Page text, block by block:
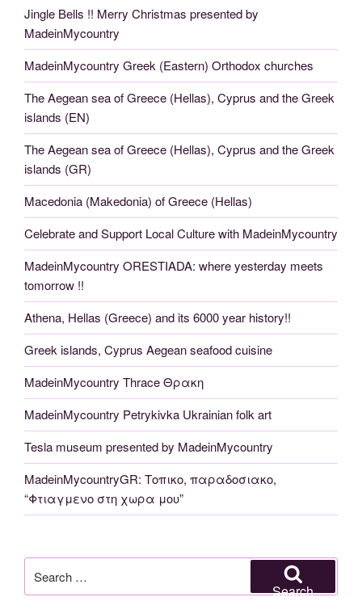
Jingle Bells !! Merry Christmas presented by
MadeinMycountry
MadeinMycountry Greek (Eastern) Orthodox churches
The Aegean sea of Greece (Hellas), Cyprus and the Greek
islands (EN)
The Aegean sea of Greece (Hellas), Cyprus and the Greek
islands (GR)
Macedonia (Makedonia) of Greece (Hellas)
Celebrate and Support Local Culture with MadeinMycountry
MadeinMycountry ORESTIADA: where yesterday meets
tomorrow !!
Athena, Hellas (Greece) and its 6000 year history!!
Greek islands, Cyprus Aegean seafood cuisine
MadeinMycountry Thrace Θρακη
MadeinMycountry Petrykivka Ukrainian folk art
Tesla museum presented by MadeinMycountry
MadeinMycountryGR: Τοπικο, παραδοσιακο,
“Φτιαγμενο στη χωρα μου”
for:
Search